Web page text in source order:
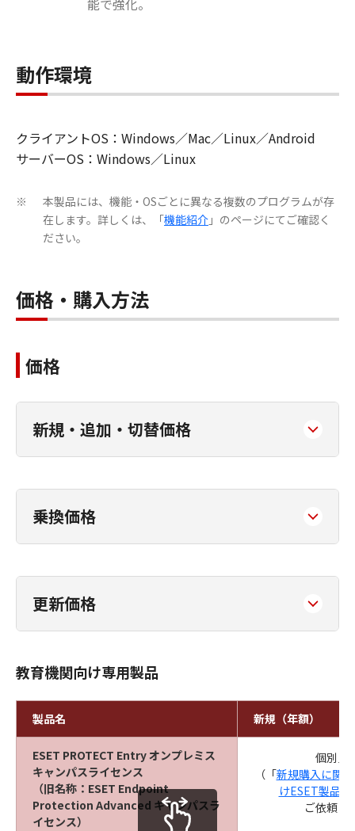
能で強化。
動作環境
クライアントOS：Windows／Mac／Linux／Android
サーバーOS：Windows／Linux
※
本製品には、機能・OSごとに異なる複数のプログラムが存
在します。詳しくは、「機能紹介 」のページにてご確認く
ださい。
価格・購入方法
価格
新規・追加・切替価格
乗換価格
更新価格
教育機関向け専用製品
製品名 新規（年額）
ESET PROTECT Entry オンプレミス
キャンパスライセンス
（旧名称：ESET Endpoint
Protection Advanced キャンパスラ
イセンス）
個別見
（「新規購入に関
けESET製品）
ご依頼く